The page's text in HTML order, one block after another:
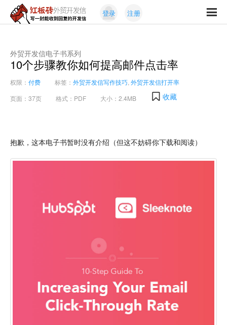
红
砖
外
贸
开
发
信
封
能
到
回
发
信
登录 注册
外贸开发信电子书系列
10个步骤教你如何提高邮件点击率
权限： 付费 标签： 外贸开发信写作技巧 外贸开发信打开率
页面：37页
格式：PDF 大小：2.4MB 收藏
抱歉，这本电子书暂时没有介绍（但这不妨碍你下载和阅读）